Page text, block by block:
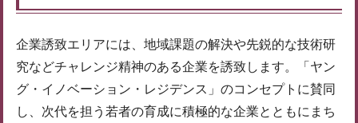
企業誘致エリアには、地域課題の解決や先鋭的な技術研
究などチャレンジ精神のある企業を誘致します。「ヤン
グ・イノベーション・レジデンス」のコンセプトに賛同
し、次代を担う若者の育成に積極的な企業とともにまち